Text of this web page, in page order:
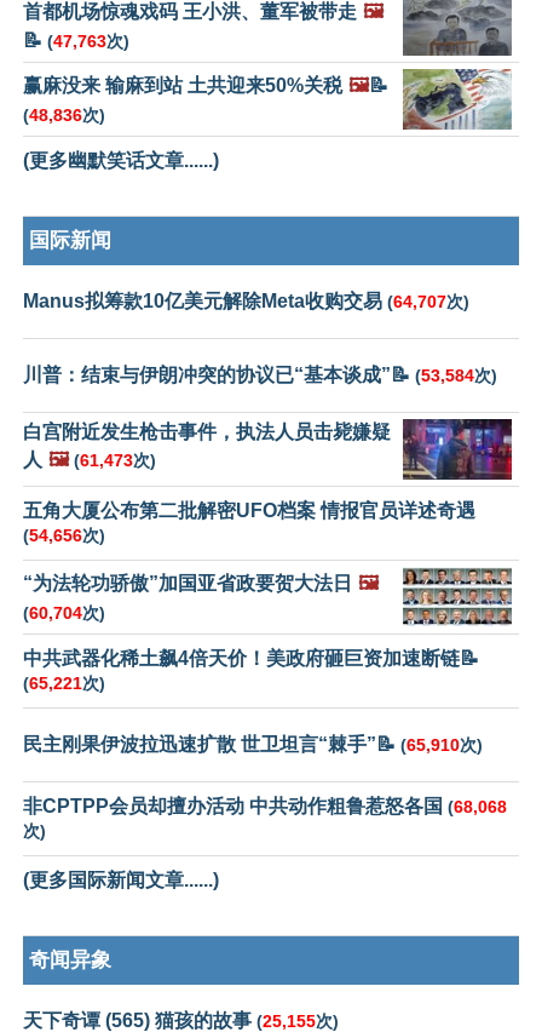
首都机场惊魂戏码 王小洪、董军被带走 🖼️
📝 (47,763次)
赢麻没来 输麻到站 土共迎来50%关税 🖼️📝
(48,836次)
(更多幽默笑话文章......)
国际新闻
Manus拟筹款10亿美元解除Meta收购交易 (64,707次)
川普：结束与伊朗冲突的协议已“基本谈成”📝 (53,584次)
白宫附近发生枪击事件，执法人员击毙嫌疑
人 🖼️ (61,473次)
五角大厦公布第二批解密UFO档案 情报官员详述奇遇
(54,656次)
“为法轮功骄傲”加国亚省政要贺大法日 🖼️
(60,704次)
中共武器化稀土飙4倍天价！美政府砸巨资加速断链📝
(65,221次)
民主刚果伊波拉迅速扩散 世卫坦言“棘手”📝 (65,910次)
非CPTPP会员却擅办活动 中共动作粗鲁惹怒各国 (68,068
次)
(更多国际新闻文章......)
奇闻异象
天下奇谭 (565) 猫孩的故事 (25,155次)